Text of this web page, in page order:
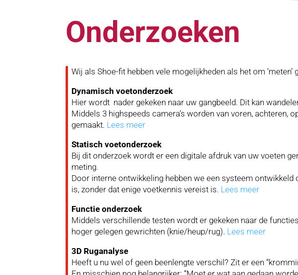
Onderzoeken
Wij als Shoe-fit hebben vele mogelijkheden als het om ‘meten’
Dynamisch voetonderzoek
Hier wordt nader gekeken naar uw gangbeeld. Dit kan
Middels 3 highspeeds camera’s worden van voren, achteren,
gemaakt. Lees meer
Statisch voetonderzoek
Bij dit onderzoek wordt er een digitale afdruk van uw voeten
meting.
Door interne ontwikkeling hebben we een systeem ontwikkeld
is, zonder dat enige voetkennis vereist is. Lees meer
Functie onderzoek
Middels verschillende testen wordt er gekeken naar de
hoger gelegen gewrichten (knie/heup/rug). Lees meer
3D Ruganalyse
Heeft u nu wel of geen beenlengte verschil? Zit er een